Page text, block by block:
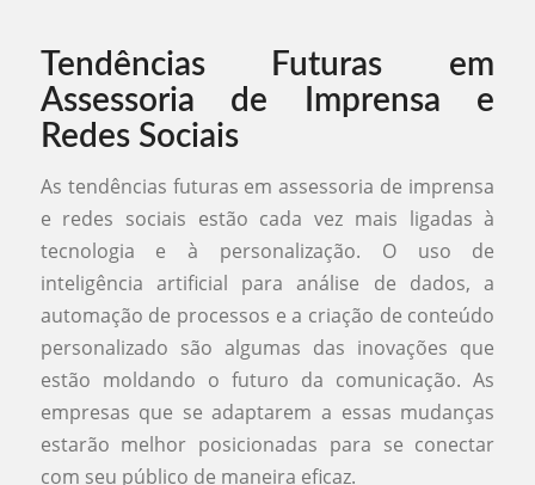
Tendências Futuras em
Assessoria de Imprensa e
Redes Sociais
As tendências futuras em assessoria de imprensa
e redes sociais estão cada vez mais ligadas à
tecnologia e à personalização. O uso de
inteligência artificial para análise de dados, a
automação de processos e a criação de conteúdo
personalizado são algumas das inovações que
estão moldando o futuro da comunicação. As
empresas que se adaptarem a essas mudanças
estarão melhor posicionadas para se conectar
com seu público de maneira eficaz.